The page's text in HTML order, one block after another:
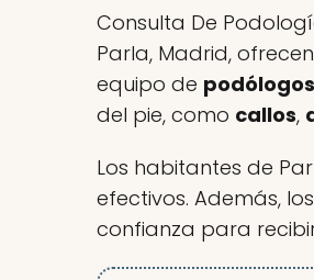
Consulta De
Parla, Madrid,
equipo de podólogos
del pie, como callos,
Los habitantes de
efectivos. Además,
confianza para